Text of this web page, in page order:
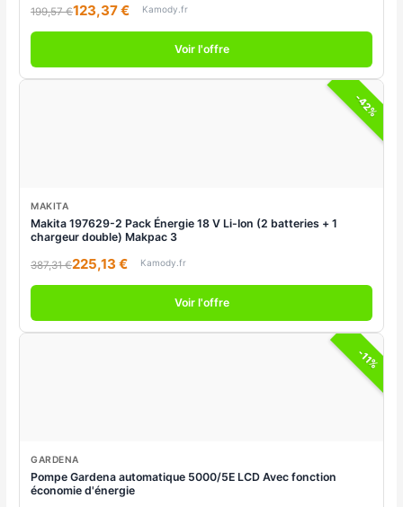
199,57 €123,37 € Kamody.fr
Voir l'offre
-42%
MAKITA
Makita 197629-2 Pack Énergie 18 V Li-Ion (2 batteries + 1
chargeur double) Makpac 3
387,31 €225,13 € Kamody.fr
Voir l'offre
-11%
GARDENA
Pompe Gardena automatique 5000/5E LCD Avec fonction
économie d'énergie